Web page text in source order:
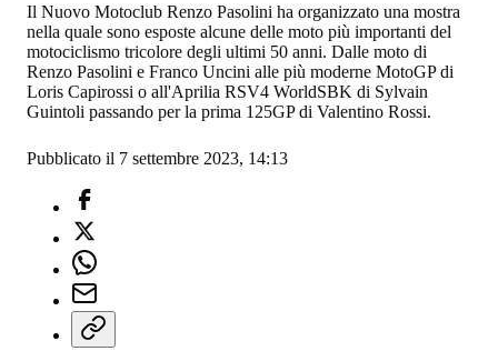
Il Nuovo Motoclub Renzo Pasolini ha organizzato una mostra
nella quale sono esposte alcune delle moto più importanti del
motociclismo tricolore degli ultimi 50 anni. Dalle moto di
Renzo Pasolini e Franco Uncini alle più moderne MotoGP di
Loris Capirossi o all'Aprilia RSV4 WorldSBK di Sylvain
Guintoli passando per la prima 125GP di Valentino Rossi.
Pubblicato il 7 settembre 2023, 14:13